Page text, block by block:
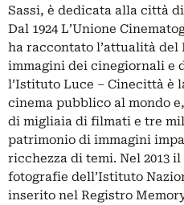
Sassi, è dedicata alla città
Dal 1924 L’Unione
ha raccontato l’attualità del
immagini dei cinegiornali e
l’Istituto Luce – Cinecittà è
cinema pubblico al mondo
di migliaia di filmati e tre
patrimonio di immagini
ricchezza di temi. Nel 2013
fotografie dell’Istituto
inserito nel Registro